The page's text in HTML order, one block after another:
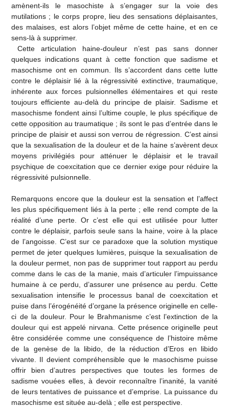
amènent-ils le masochiste à s’engager sur la voie des
mutilations ; le corps propre, lieu des sensations déplaisantes,
des malaises, est alors l’objet même de cette haine, et en ce
sens-là à supprimer.
Cette articulation haine-douleur n’est pas sans donner
quelques indications quant à cette fonction que sadisme et
masochisme ont en commun. Ils s’accordent dans cette lutte
contre le déplaisir lié à la régressivité extinctive, traumatique,
inhérente aux forces pulsionnelles élémentaires et qui reste
toujours efficiente au-delà du principe de plaisir. Sadisme et
masochisme fondent ainsi l’ultime couple, le plus spécifique de
cette opposition au traumatique ; ils sont le pas d’entrée dans le
principe de plaisir et aussi son verrou de régression. C’est ainsi
que la sexualisation de la douleur et de la haine s’avèrent deux
moyens privilégiés pour atténuer le déplaisir et le travail
psychique de coexcitation que ce dernier exige pour réduire la
régressivité pulsionnelle.
Remarquons encore que la douleur est la sensation et l’affect
les plus spécifiquement liés à la perte ; elle rend compte de la
réalité d’une perte. Or c’est elle qui est utilisée pour lutter
contre le déplaisir, parfois seule sans la haine, voire à la place
de l’angoisse. C’est sur ce paradoxe que la solution mystique
permet de jeter quelques lumières, puisque la sexualisation de
la douleur permet, non pas de supprimer tout rapport au perdu
comme dans le cas de la manie, mais d’articuler l’impuissance
humaine à ce perdu, d’assurer une présence au perdu. Cette
sexualisation intensifie le processus banal de coexcitation et
puise dans l’érogénéité d’organe la présence originelle en celle-
ci de la douleur. Pour le Brahmanisme c’est l’extinction de la
douleur qui est appelé nirvana. Cette présence originelle peut
être considérée comme une conséquence de l’histoire même
de la genèse de la libido, de la réduction d’Eros en libido
vivante. Il devient compréhensible que le masochisme puisse
offrir bien d’autres perspectives que toutes les formes de
sadisme vouées elles, à devoir reconnaître l’inanité, la vanité
de leurs tentatives de puissance et d’emprise. La puissance du
masochisme est située au-delà ; elle est perspective.